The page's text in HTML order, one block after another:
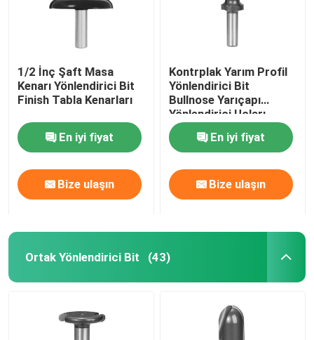
Hakkımızda
1/2 İnç Şaft Masa
Kenarı Yönlendirici Bit
Finish Tabla Kenarları
En iyi fiyat
Bize ulaşın
Kontrplak Yarım Profil
Yönlendirici Bit
Bullnose Yarıçapı
Yönlendirici Uçları
Tamamen Yuvarlak
Kenar
En iyi fiyat
Bize ulaşın
Ortak Yönlendirici Bit (43)